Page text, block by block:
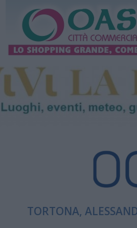
TORTONA,